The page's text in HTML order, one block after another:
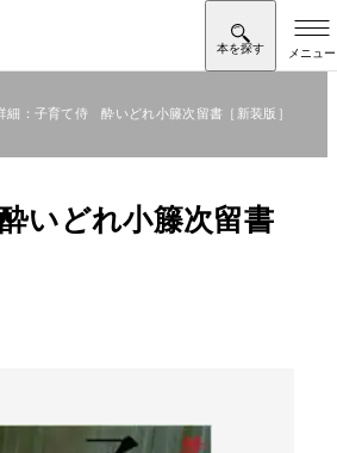
細：子育て侍 酔いどれ小籐次留書［新装版］
いどれ小籐次留書